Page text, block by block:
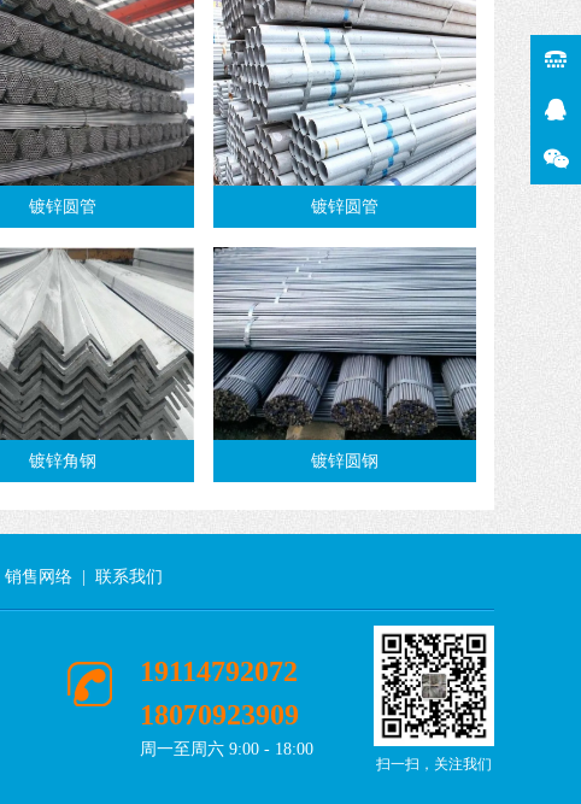
镀锌圆管 镀锌圆管
镀锌角钢 镀锌圆钢
销售网络 联系我们
扫一扫，关注我们
19114792072
18070923909
周一至周六 9:00 - 18:00